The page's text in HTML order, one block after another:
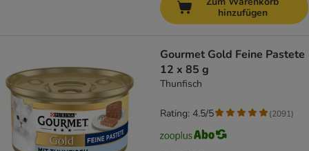
hinzufügen
Gourmet Gold Feine Pastete
12 x 85 g
Thunfisch
Rating: 4.5/5 (2091)